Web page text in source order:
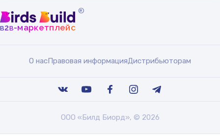
®
b2b-маркетплейс
О насПравовая информацияДистрибьюторам
ООО «Билд Биорд», © 2026